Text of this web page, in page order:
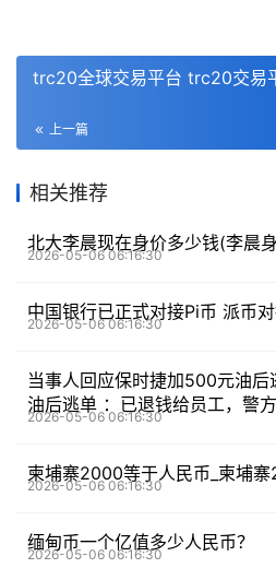
trc20全球交易平台 trc20交易
上一篇
相关推荐
北大李晨现在身价多少钱(李晨
2026-05-06 06:16:30
中国银行已正式对接Pi币 派币
2026-05-06 06:16:30
当事人回应保时捷加500元油后
油后逃单 ：已退钱给员工，警
2026-05-06 06:16:30
柬埔寨2000等于人民币_柬埔
2026-05-06 06:16:30
缅甸币一个亿值多少人民币？
2026-05-06 06:16:30